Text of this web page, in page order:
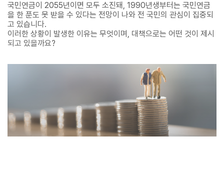
국민연금이 2055년이면 모두 소진돼, 1990년생부터는 국민연금
을 한 푼도 못 받을 수 있다는 전망이 나와 전 국민의 관심이 집중되
고 있습니다.
이러한 상황이 발생한 이유는 무엇이며, 대책으로는 어떤 것이 제시
되고 있을까요?